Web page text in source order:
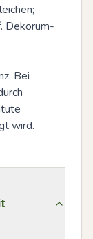
Dekorum-
Bei
wird.